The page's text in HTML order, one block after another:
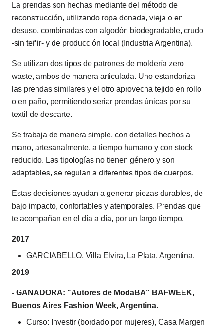
La prendas son hechas mediante del método de
reconstrucción, utilizando ropa donada, vieja o en
desuso, combinadas con algodón biodegradable, crudo
-sin teñir- y de producción local (Industria Argentina).
Se utilizan dos tipos de patrones de moldería zero
waste, ambos de manera articulada. Uno estandariza
las prendas similares y el otro aprovecha tejido en rollo
o en paño, permitiendo seriar prendas únicas por su
textil de descarte.
Se trabaja de manera simple, con detalles hechos a
mano, artesanalmente, a tiempo humano y con stock
reducido. Las tipologías no tienen género y son
adaptables, se regulan a diferentes tipos de cuerpos.
Estas decisiones ayudan a generar piezas durables, de
bajo impacto, confortables y atemporales. Prendas que
te acompañan en el día a día, por un largo tiempo.
2017
GARCIABELLO, Villa Elvira, La Plata, Argentina.
2019
- GANADORA: "Autores de ModaBA" BAFWEEK,
Buenos Aires Fashion Week, Argentina.
Curso: Investir (bordado por mujeres), Casa Margen